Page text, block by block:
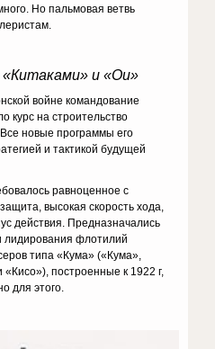
Но пальмовая ветвь
«Китаками» и «Ои»
войне командование
курс на строительство
новые программы его
и тактикой будущей
равноценное с
высокая скорость хода,
действия. Предназначались
лидирования флотилий
типа «Кума» («Кума»,
построенные к 1922 г,
для этого.